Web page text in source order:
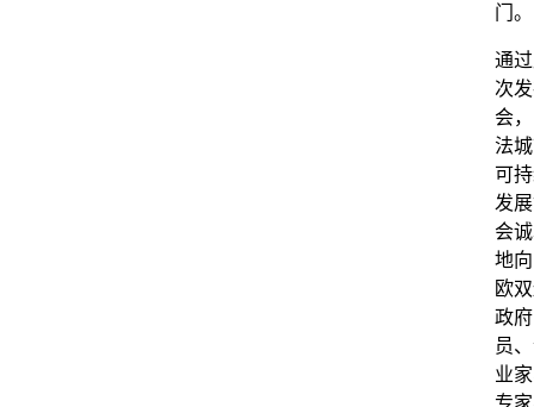
门。
通
次
会
法
可
发
会
地
欧
政
员
业
专